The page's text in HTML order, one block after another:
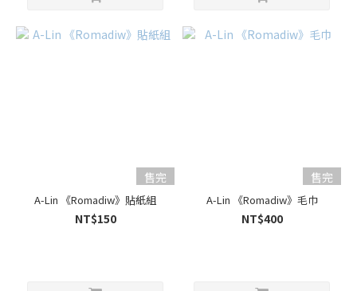
售完
A-Lin 《Romadiw》貼紙組
NT$150
售完
A-Lin 《Romadiw》毛巾
NT$400